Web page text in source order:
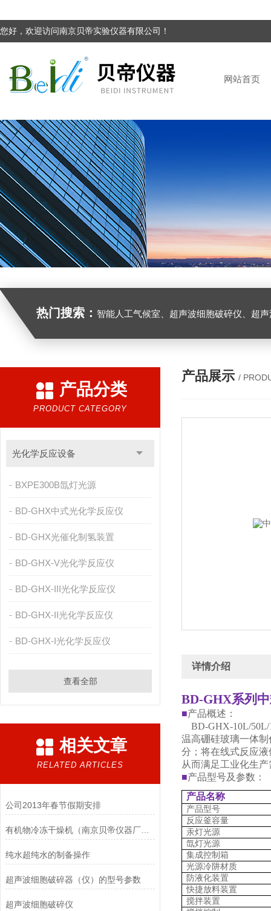
您好，欢迎访问南京贝帝实验仪器有限公司！
网站首页
热门搜索： 智能人工气候室、超声波细胞破碎仪、超
产品分类
PRODUCT CATEGORY
光化学反应设备
BXPE300B氙灯光源
BD-GHX中式光化学反应仪
BD-GHX光催化制氢装置
BD-GHX-V光化学反应仪
BD-GHX-III光化学反应仪
BD-GHX-II光化学反应仪
BD-GHX-I光化学反应仪
查看全部
相关文章
RELATED ARTICLES
公司2013年春节假期安排
有机物冷冻干燥机（南京贝帝仪器厂专业生产）
纯水超纯水的制备操作
超声波细胞破碎器（仪）的型号参数
超声波细胞破碎仪
产品展示 /
详情介绍
BD-GHX系列
■产品概述：
BD-GHX-10L/50L/
温高硼硅玻璃一体
分；将在线式反应
从而满足工业化生
■产品型号及参数：
产品名称
产品型号
反应釜容量
汞灯光源
氙灯光源
集成控制箱
光源冷阱材质
防液化装置
快捷放料装置
搅拌装置